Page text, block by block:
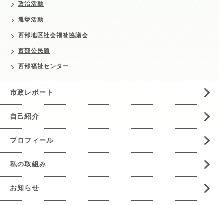
政治活動
選挙活動
西部地区社会福祉協議会
西部公民館
西部福祉センター
市政レポート
自己紹介
プロフィール
私の取組み
お知らせ